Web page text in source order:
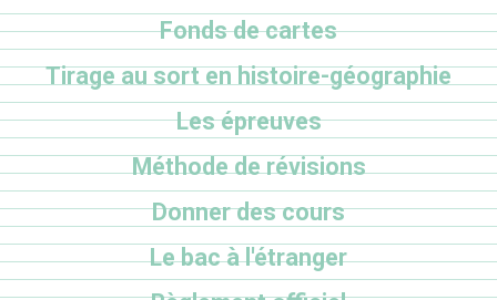
Fonds de cartes
Tirage au sort en histoire-géographie
Les épreuves
Méthode de révisions
Donner des cours
Le bac à l'étranger